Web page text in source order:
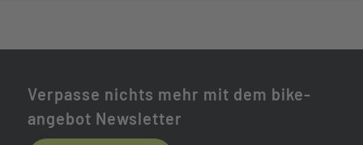
Verpasse nichts mehr mit dem bike-
angebot Newsletter